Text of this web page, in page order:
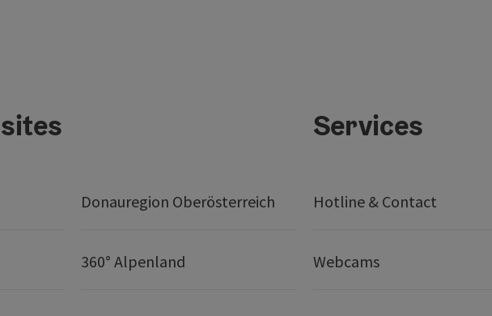
Donauregion Oberösterreich
360° Alpenland
Services
Hotline & Contact
Webcams